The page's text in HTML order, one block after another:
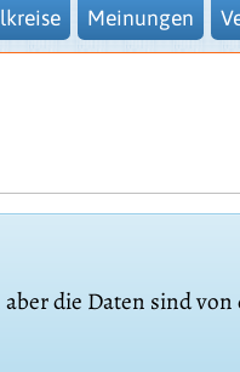
Meinungen
die Daten sind